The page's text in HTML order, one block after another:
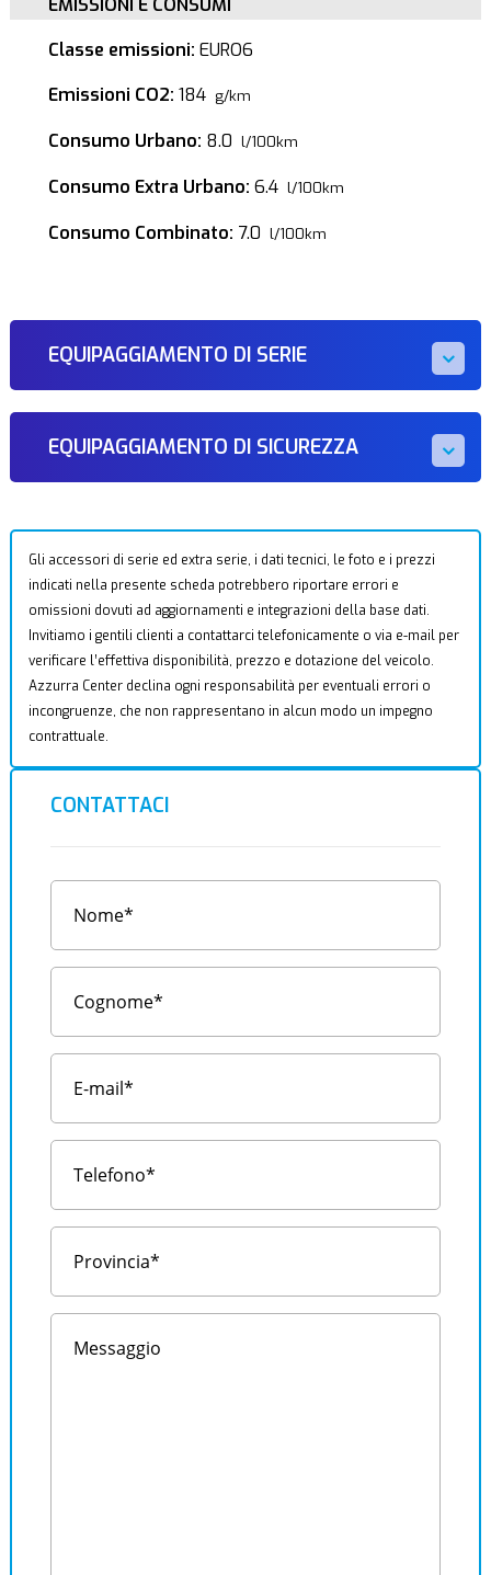
EMISSIONI E CONSUMI
Classe emissioni: EURO6
Emissioni CO2: 184 g/km
Consumo Urbano: 8.0 l/100km
Consumo Extra Urbano: 6.4 l/100km
Consumo Combinato: 7.0 l/100km
EQUIPAGGIAMENTO DI SERIE
EQUIPAGGIAMENTO DI SICUREZZA
Gli accessori di serie ed extra serie, i dati tecnici, le foto e i prezzi
indicati nella presente scheda potrebbero riportare errori e
omissioni dovuti ad aggiornamenti e integrazioni della base dati.
Invitiamo i gentili clienti a contattarci telefonicamente o via e-mail per
verificare l’effettiva disponibilità, prezzo e dotazione del veicolo.
Azzurra Center declina ogni responsabilità per eventuali errori o
incongruenze, che non rappresentano in alcun modo un impegno
contrattuale.
CONTATTACI